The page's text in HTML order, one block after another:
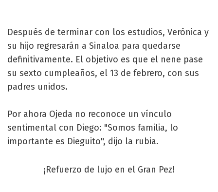
Después de terminar con los estudios, Verónica y
su hijo regresarán a Sinaloa para quedarse
definitivamente. El objetivo es que el nene pase
su sexto cumpleaños, el 13 de febrero, con sus
padres unidos.
Por ahora Ojeda no reconoce un vínculo
sentimental con Diego: "Somos familia, lo
importante es Dieguito", dijo la rubia.
¡Refuerzo de lujo en el Gran Pez!